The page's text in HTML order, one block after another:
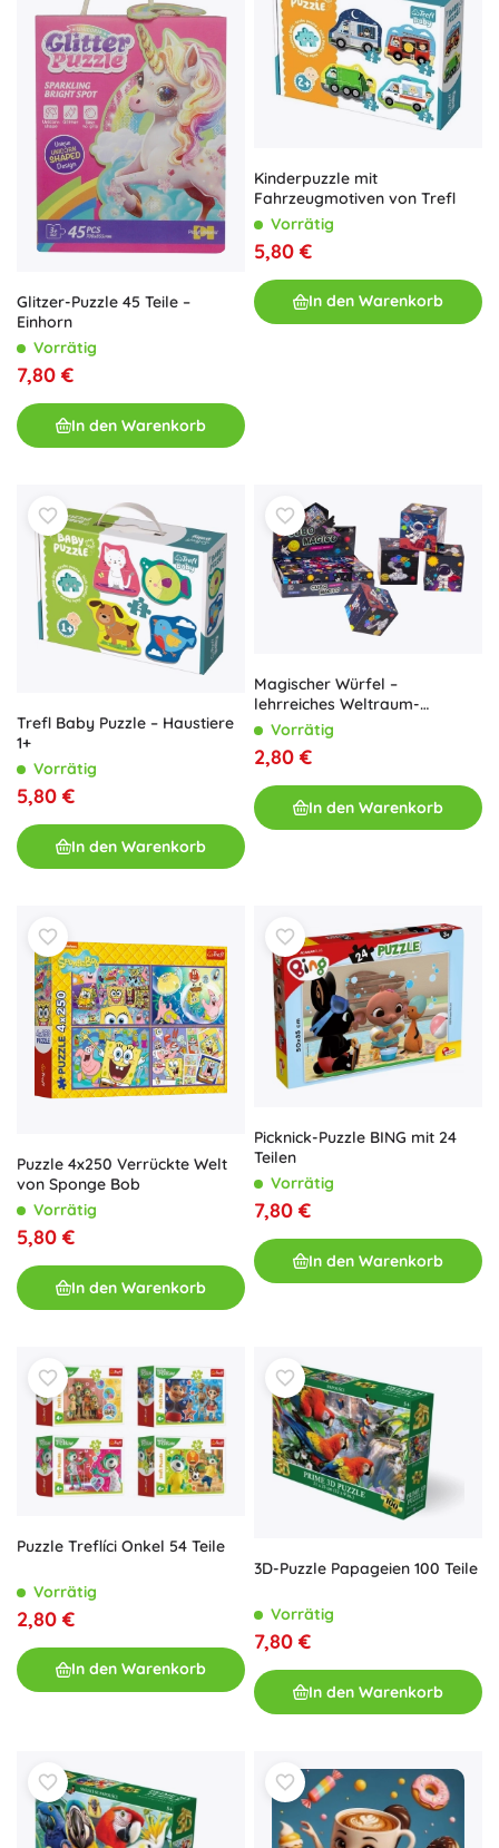
Glitzer-Puzzle 45 Teile –
Einhorn
Vorrätig
7,80 €
In den Warenkorb
Kinderpuzzle mit
Fahrzeugmotiven von Trefl
Vorrätig
5,80 €
In den Warenkorb
Trefl Baby Puzzle – Haustiere
1+
Vorrätig
5,80 €
In den Warenkorb
Magischer Würfel –
lehrreiches Weltraum-
Spielzeug
Vorrätig
2,80 €
In den Warenkorb
Puzzle 4x250 Verrückte Welt
von Sponge Bob
Vorrätig
5,80 €
In den Warenkorb
Picknick-Puzzle BING mit 24
Teilen
Vorrätig
7,80 €
In den Warenkorb
Puzzle Treflíci Onkel 54 Teile
Vorrätig
2,80 €
In den Warenkorb
3D-Puzzle Papageien 100 Teile
Vorrätig
7,80 €
In den Warenkorb